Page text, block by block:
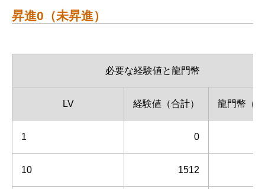
昇進0（未昇進）
必要な経験値と龍門幣
LV 経験値（合計） 龍門幣（
1 0
10 1512